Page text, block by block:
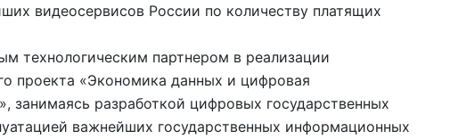
видеосервисов России по количеству платящих
технологическим партнером в реализации
проекта «Экономика данных и цифровая
занимаясь разработкой цифровых государственных
важнейших государственных информационных